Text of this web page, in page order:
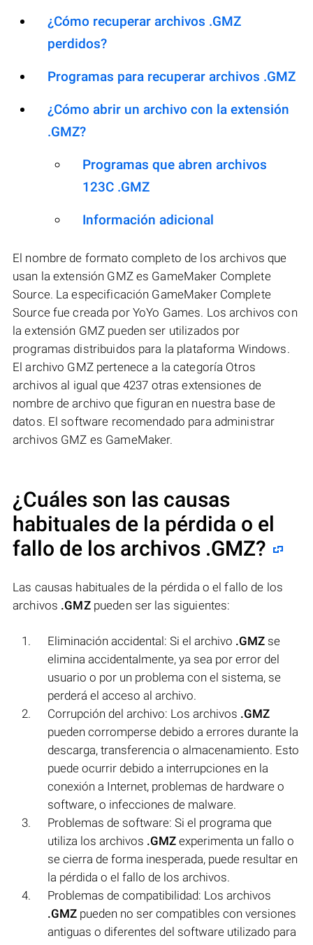
¿Cómo recuperar archivos .GMZ
perdidos?
Programas para recuperar archivos .GMZ
¿Cómo abrir un archivo con la extensión
.GMZ?
Programas que abren archivos
123C .GMZ
Información adicional
El nombre de formato completo de los archivos que
usan la extensión GMZ es GameMaker Complete
Source. La especificación GameMaker Complete
Source fue creada por YoYo Games. Los archivos con
la extensión GMZ pueden ser utilizados por
programas distribuidos para la plataforma Windows.
El archivo GMZ pertenece a la categoría Otros
archivos al igual que 4237 otras extensiones de
nombre de archivo que figuran en nuestra base de
datos. El software recomendado para administrar
archivos GMZ es GameMaker.
¿Cuáles son las causas
habituales de la pérdida o el
fallo de los archivos .GMZ?
Las causas habituales de la pérdida o el fallo de los
archivos .GMZpueden ser las siguientes:
Eliminación accidental: Si el archivo .GMZ se
elimina accidentalmente, ya sea por error del
usuario o por un problema con el sistema, se
perderá el acceso al archivo.
Corrupción del archivo: Los archivos .GMZ
pueden corromperse debido a errores durante la
descarga, transferencia o almacenamiento. Esto
puede ocurrir debido a interrupciones en la
conexión a Internet, problemas de hardware o
software, o infecciones de malware.
Problemas de software: Si el programa que
utiliza los archivos .GMZ experimenta un fallo o
se cierra de forma inesperada, puede resultar en
la pérdida o el fallo de los archivos.
Problemas de compatibilidad: Los archivos
.GMZ pueden no ser compatibles con versiones
antiguas o diferentes del software utilizado para